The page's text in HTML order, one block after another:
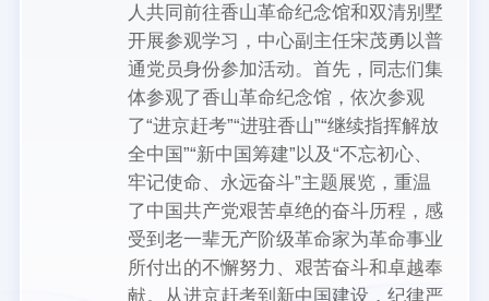
人共同前往香山革命纪念馆和双清别墅
开展参观学习，中心副主任宋茂勇以普
通党员身份参加活动。首先，同志们集
体参观了香山革命纪念馆，依次参观
了“进京赶考”“进驻香山”“继续指挥解放
全中国”“新中国筹建”以及“不忘初心、
牢记使命、永远奋斗”主题展览，重温
了中国共产党艰苦卓绝的奋斗历程，感
受到老一辈无产阶级革命家为革命事业
所付出的不懈努力、艰苦奋斗和卓越奉
献。从进京赶考到新中国建设，纪律严